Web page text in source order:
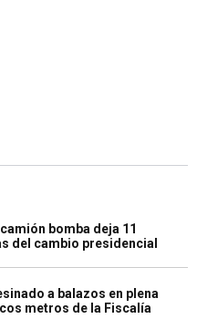
bomba deja 11
del cambio presidencial
a balazos en plena
metros de la Fiscalía